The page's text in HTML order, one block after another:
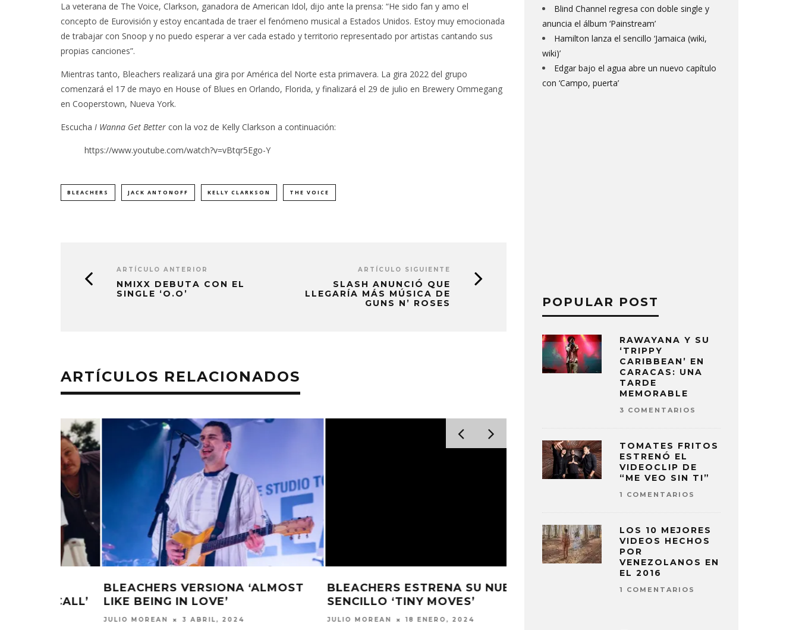
La veterana de The Voice, Clarkson, ganadora de American Idol, dijo ante la prensa: “He sido fan y amo el
concepto de Eurovisión y estoy encantada de traer el fenómeno musical a Estados Unidos. Estoy muy emocionada
de trabajar con Snoop y no puedo esperar a ver cada estado y territorio representado por artistas cantando sus
propias canciones”.
Mientras tanto, Bleachers realizará una gira por América del Norte esta primavera. La gira 2022 del grupo
comenzará el 17 de mayo en House of Blues en Orlando, Florida, y finalizará el 29 de julio en Brewery Ommegang
en Cooperstown, Nueva York.
Escucha I Wanna Get Better con la voz de Kelly Clarkson a continuación:
https://www.youtube.com/watch?v=vBtqr5Ego-Y
BLEACHERS JACK ANTONOFF KELLY CLARKSON THE VOICE
ARTÍCULO ANTERIOR
NMIXX DEBUTA CON EL
SINGLE ‘O.O’
ARTÍCULO SIGUIENTE
SLASH ANUNCIÓ QUE
LLEGARÍA MÁS MÚSICA DE
GUNS N’ ROSES
ARTÍCULOS RELACIONADOS
BLEACHERS ESTRENA SU NUEVO
SENCILLO ‘TINY MOVES’
JULIO MOREAN 18 ENERO, 2024
BLEACHERS COMPARTE VIDEOCLIP
PARA ‘ALMA MATER’
JULIO MOREAN 7 DICIEMBRE, 2023
Blind Channel regresa con doble single y
anuncia el álbum ‘Painstream’
Hamilton lanza el sencillo ‘Jamaica (wiki,
wiki)’
Edgar bajo el agua abre un nuevo capítulo
con ‘Campo, puerta’
POPULAR POST
RAWAYANA Y SU
‘TRIPPY
CARIBBEAN’ EN
CARACAS: UNA
TARDE
MEMORABLE
3 COMENTARIOS
TOMATES FRITOS
ESTRENÓ EL
VIDEOCLIP DE
“ME VEO SIN TI”
1 COMENTARIOS
LOS 10 MEJORES
VIDEOS HECHOS
POR
VENEZOLANOS EN
EL 2016
1 COMENTARIOS